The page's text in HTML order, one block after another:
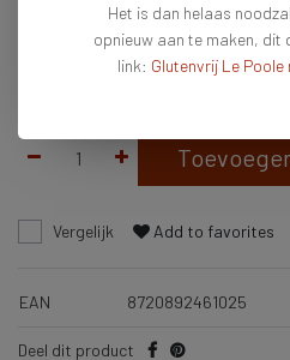
Vergelijk Add to favorites
EAN 8720892461025
Deel dit product
Het is dan helaas
opnieuw aan te maken, dit
link: Glutenvrij Le